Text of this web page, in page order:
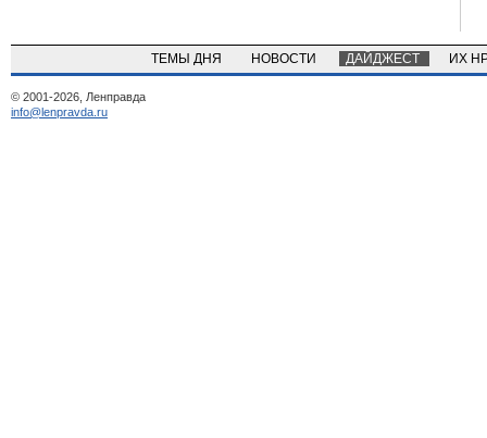
ТЕМЫ ДНЯ НОВОСТИ ДАЙДЖЕСТ ИХ
© 2001-2026, Ленправда
info@lenpravda.ru